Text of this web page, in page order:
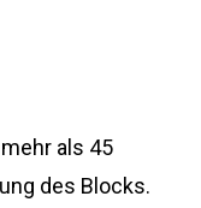
als 45
des Blocks.